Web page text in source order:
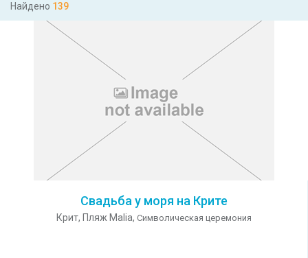
Найдено 139
Свадьба у моря на Крите
Крит, Пляж Malia, Символическая церемония